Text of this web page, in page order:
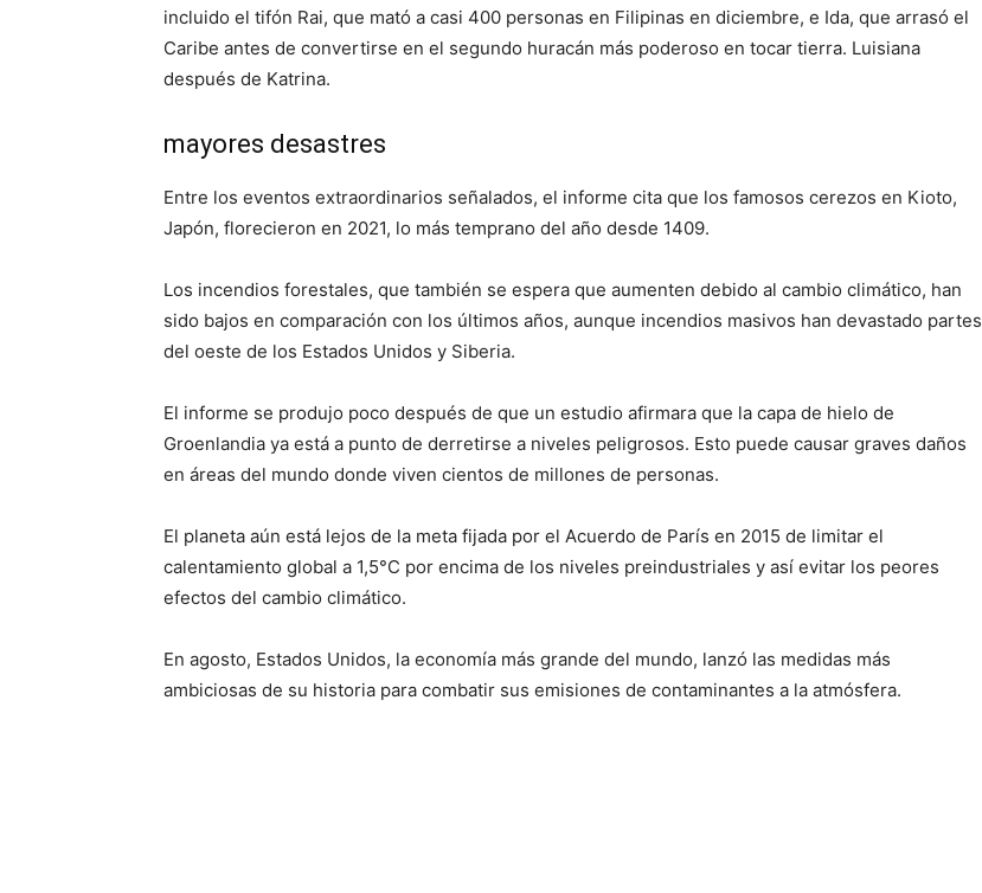
incluido el tifón Rai, que mató a casi 400 personas en Filipinas en diciembre, e Ida, que arrasó el
Caribe antes de convertirse en el segundo huracán más poderoso en tocar tierra. Luisiana
después de Katrina.
mayores desastres
Entre los eventos extraordinarios señalados, el informe cita que los famosos cerezos en Kioto,
Japón, florecieron en 2021, lo más temprano del año desde 1409.
Los incendios forestales, que también se espera que aumenten debido al cambio climático, han
sido bajos en comparación con los últimos años, aunque incendios masivos han devastado partes
del oeste de los Estados Unidos y Siberia.
El informe se produjo poco después de que un estudio afirmara que la capa de hielo de
Groenlandia ya está a punto de derretirse a niveles peligrosos. Esto puede causar graves daños
en áreas del mundo donde viven cientos de millones de personas.
El planeta aún está lejos de la meta fijada por el Acuerdo de París en 2015 de limitar el
calentamiento global a 1,5°C por encima de los niveles preindustriales y así evitar los peores
efectos del cambio climático.
En agosto, Estados Unidos, la economía más grande del mundo, lanzó las medidas más
ambiciosas de su historia para combatir sus emisiones de contaminantes a la atmósfera.